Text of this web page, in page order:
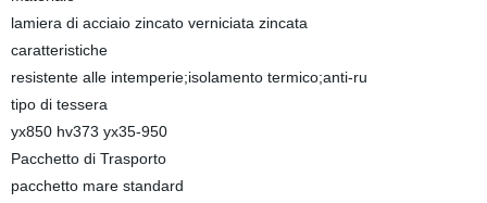
lamiera di acciaio zincato verniciata zincata
caratteristiche
resistente alle intemperie;isolamento termico;anti-ru
tipo di tessera
yx850 hv373 yx35-950
Pacchetto di Trasporto
pacchetto mare standard